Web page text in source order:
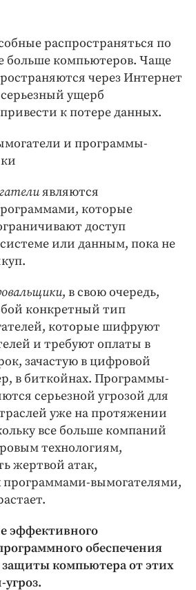
распространяться по
больше компьютеров. Чаще
через Интернет
ущерб
к потере данных.
и программы-
являются
которые
доступ
или данным, пока не
, в свою очередь,
конкретный тип
которые шифруют
и требуют оплаты в
зачастую в цифровой
в биткойнах. Программы-
серьезной угрозой для
уже на протяжении
все больше компаний
технологиям,
жертвой атак,
программами-вымогателями,
эффективного
обеспечения
компьютера от этих